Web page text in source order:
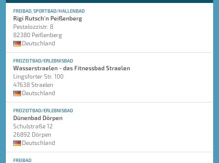
FREIBAD, SPORTBAD/HALLENBAD
Rigi Rutsch'n Peißenberg
Pestalozzistr. 8
82380 Peißenberg
Deutschland
FREIZEITBAD/ERLEBNISBAD
Wasserstraelen - das Fitnessbad Straelen
Lingsforter Str. 100
47638 Straelen
Deutschland
FREIZEITBAD/ERLEBNISBAD
Dünenbad Dörpen
Schulstraße 12
26892 Dörpen
Deutschland
FREIBAD